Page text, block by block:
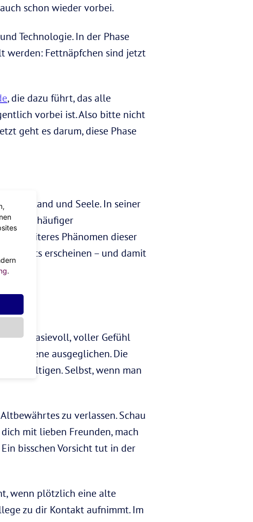
schon wieder vorbei.
Technologie. In der Phase
werden: Fettnäpfchen sind jetzt
, die dazu führt, das alle
vorbei ist. Also bitte nicht
geht es darum, diese Phase
Verstand und Seele. In seiner
häufiger
Ein weiteres Phänomen dieser
Nichts erscheinen – und damit
Fantasievoll, voller Gefühl
Ebene ausgeglichen. Die
bewältigen. Selbst, wenn man
zu verlassen. Schau
mit lieben Freunden, mach
bisschen Vorsicht tut in der
wenn plötzlich eine alte
zu dir Kontakt aufnimmt. Im
.